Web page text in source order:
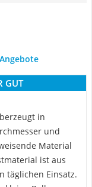
GUT
in
und
Material
ist aus
täglichen Einsatz.